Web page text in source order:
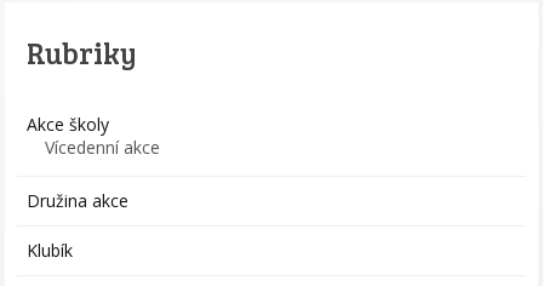
Rubriky
Akce školy
Vícedenní akce
Družina akce
Klubík